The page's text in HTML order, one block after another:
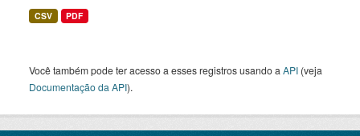
CSV PDF
Você também pode ter acesso a esses registros usando a API (veja
Documentação da API).